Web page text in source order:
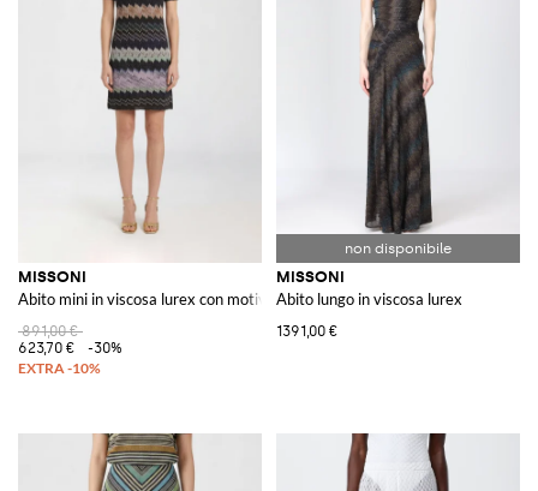
MISSONI
Abito mini in viscosa lurex con motivo zig-zag
891,00 €
623,70 €
-30%
MISSONI
Abito lungo in viscosa lurex
1391,00 €